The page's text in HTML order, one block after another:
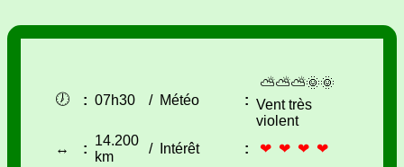
🕖 : 07h30 / Météo :
⛅⛅⛅🌞🌞
Vent très
violent
↔
:
14.200
km
/ Intérêt :
❤ ❤ ❤ ❤